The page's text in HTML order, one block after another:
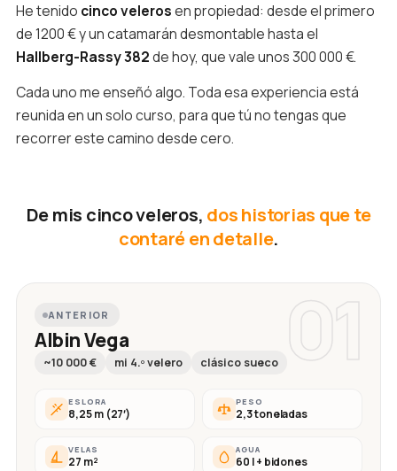
He tenido cinco velerosen propiedad: desde el primero
de 1200 € y un catamarán desmontable hasta el
Hallberg-Rassy 382de hoy, que vale unos 300 000 €.
Cada uno me enseñó algo. Toda esa experiencia está
reunida en un solo curso, para que tú no tengas que
recorrer este camino desde cero.
De mis cinco veleros, dos historias que te
contaré en detalle.
01
ANTERIOR
Albin Vega
~10 000 € mi 4.º velero clásico sueco
ESLORA
8,25 m (27′)
PESO
2,3 toneladas
VELAS
27 m²
AGUA
60 l + bidones